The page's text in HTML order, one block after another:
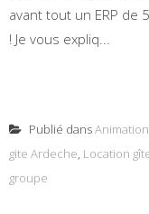
avant tout un ERP de
! Je vous expliq...
Publié dans
gite Ardeche, Location
groupe